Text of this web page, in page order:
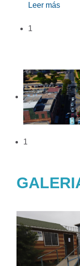
Leer más
1
1